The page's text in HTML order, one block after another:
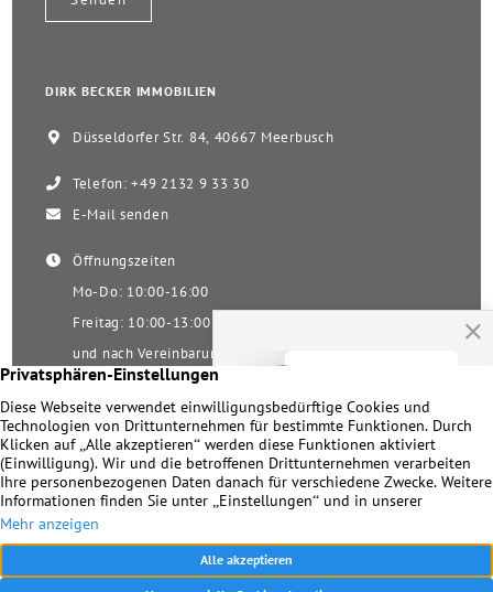
DIRK BECKER IMMOBILIEN
Düsseldorfer Str. 84, 40667 Meerbusch
Telefon: +49 2132 9 33 30
E-Mail senden
Öffnungszeiten
Mo-Do: 10:00-16:00
Freitag: 10:00-13:00
und nach Vereinbarung
Samstag nach Vereinbarung!
Unsere Facebookseite
Impressum | Datenschutz | Kontakt